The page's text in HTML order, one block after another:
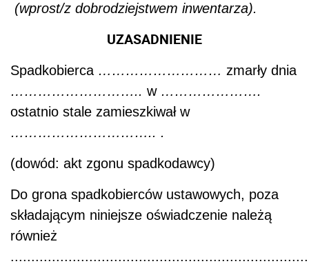
(wprost/z dobrodziejstwem inwentarza).
UZASADNIENIE
Spadkobierca ……………………… zmarły dnia
……………………….. w ………………….
ostatnio stale zamieszkiwał w
………………………….. .
(dowód: akt zgonu spadkodawcy)
Do grona spadkobierców ustawowych, poza
składającym niniejsze oświadczenie należą
również